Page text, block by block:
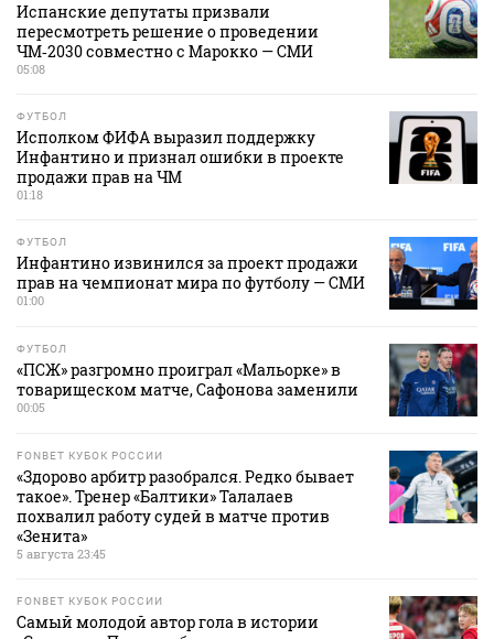
Испанские депутаты призвали
пересмотреть решение о проведении
ЧМ‑2030 совместно с Марокко — СМИ
05:08
ФУТБОЛ
Исполком ФИФА выразил поддержку
Инфантино и признал ошибки в проекте
продажи прав на ЧМ
01:18
ФУТБОЛ
Инфантино извинился за проект продажи
прав на чемпионат мира по футболу — СМИ
01:00
ФУТБОЛ
«ПСЖ» разгромно проиграл «Мальорке» в
товарищеском матче, Сафонова заменили
00:05
FONBET КУБОК РОССИИ
«Здорово арбитр разобрался. Редко бывает
такое». Тренер «Балтики» Талалаев
похвалил работу судей в матче против
«Зенита»
5 августа 23:45
FONBET КУБОК РОССИИ
Самый молодой автор гола в истории